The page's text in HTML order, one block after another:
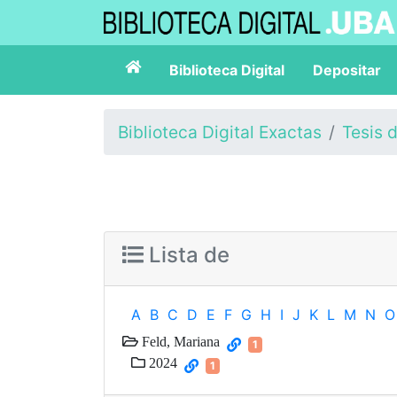
Biblioteca Digital Depositar
Biblioteca Digital Exactas Tesis
Lista de
A B C D E F G H I J K L M N O
Feld, Mariana 1
2024 1